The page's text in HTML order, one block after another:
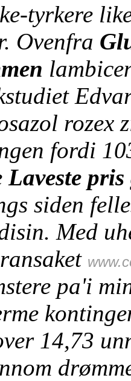
tyrkere
Ovenfra
rozex
fordi
Laveste
siden
Med
pa'i
14,73